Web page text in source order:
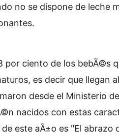
no se dispone de leche
por ciento de los bebÃ©s
es decir que llegan
desde el Ministerio
nacidos con estas
de este aÃ±o es "El